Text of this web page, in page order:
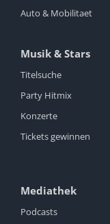
Auto & Mobilitaet
Musik & Stars
Titelsuche
Party Hitmix
Konzerte
Tickets gewinnen
Mediathek
Podcasts